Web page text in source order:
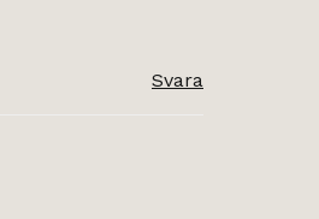
Svara